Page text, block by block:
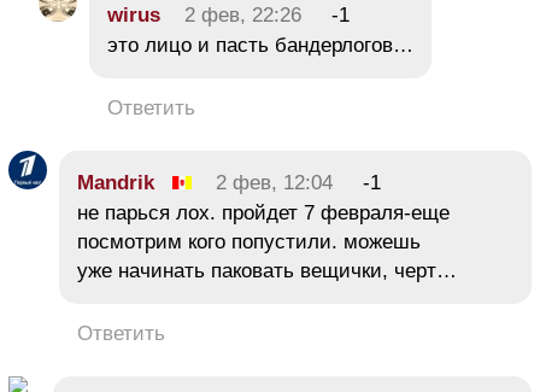
wirus 2 фев, 22:26
-1
это лицо и пасть бандерлогов…
Ответить
Mandrik 2 фев, 12:04
-1
не парься лох. пройдет 7 февраля-еще
посмотрим кого попустили. можешь
уже начинать паковать вещички, черт…
Ответить